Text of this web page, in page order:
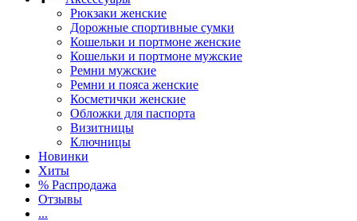
Рюкзаки женские
Дорожные спортивные сумки
Кошельки и портмоне женские
Кошельки и портмоне мужские
Ремни мужские
Ремни и пояса женские
Косметички женские
Обложки для паспорта
Визитницы
Ключницы
Новинки
Хиты
% Распродажа
Отзывы
...